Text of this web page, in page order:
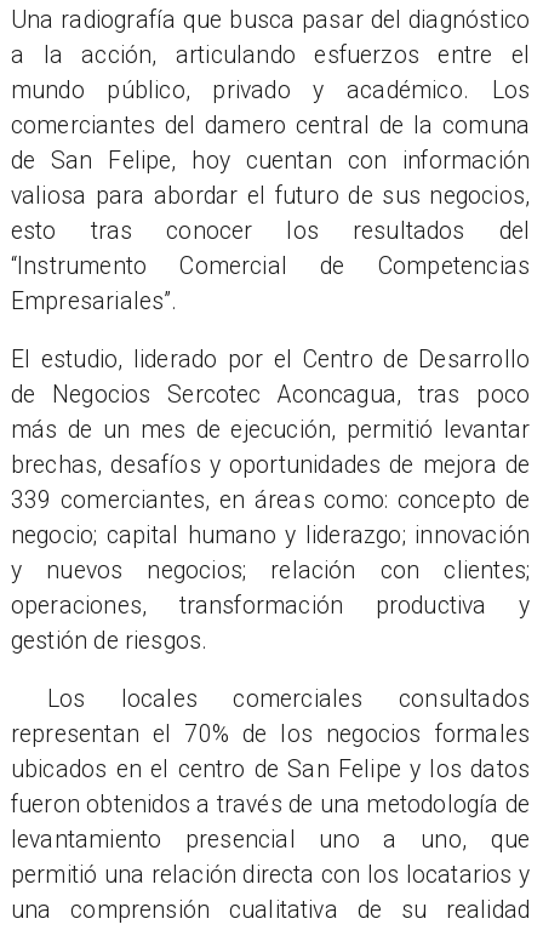
Una radiografía que busca pasar del diagnóstico
a la acción, articulando esfuerzos entre el
mundo público, privado y académico. Los
comerciantes del damero central de la comuna
de San Felipe, hoy cuentan con información
valiosa para abordar el futuro de sus negocios,
esto tras conocer los resultados del
“Instrumento Comercial de Competencias
Empresariales”.
El estudio, liderado por el Centro de Desarrollo
de Negocios Sercotec Aconcagua, tras poco
más de un mes de ejecución, permitió levantar
brechas, desafíos y oportunidades de mejora de
339 comerciantes, en áreas como: concepto de
negocio; capital humano y liderazgo; innovación
y nuevos negocios; relación con clientes;
operaciones, transformación productiva y
gestión de riesgos.
Los locales comerciales consultados
representan el 70% de los negocios formales
ubicados en el centro de San Felipe y los datos
fueron obtenidos a través de una metodología de
levantamiento presencial uno a uno, que
permitió una relación directa con los locatarios y
una comprensión cualitativa de su realidad